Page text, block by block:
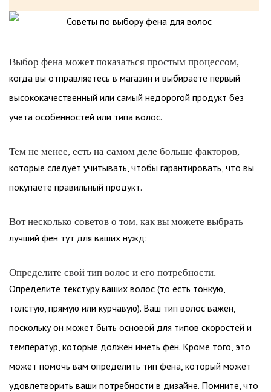
Выбор фена может показаться простым процессом,
когда вы отправляетесь в магазин и выбираете первый
высококачественный или самый недорогой продукт без
учета особенностей или типа волос.
Тем не менее, есть на самом деле больше факторов,
которые следует учитывать, чтобы гарантировать, что вы
покупаете правильный продукт.
Вот несколько советов о том, как вы можете выбрать
лучший фен тут для ваших нужд:
Определите свой тип волос и его потребности.
Определите текстуру ваших волос (то есть тонкую,
толстую, прямую или курчавую). Ваш тип волос важен,
поскольку он может быть основой для типов скоростей и
температур, которые должен иметь фен. Кроме того, это
может помочь вам определить тип фена, который может
удовлетворить ваши потребности в дизайне. Помните, что